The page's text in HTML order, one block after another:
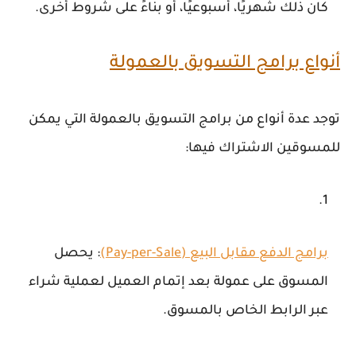
كان ذلك شهريًا، أسبوعيًا، أو بناءً على شروط أخرى.
أنواع برامج التسويق بالعمولة
توجد عدة أنواع من برامج التسويق بالعمولة التي يمكن
للمسوقين الاشتراك فيها:
برامج الدفع مقابل البيع (Pay-per-Sale)
: يحصل
المسوق على عمولة بعد إتمام العميل لعملية شراء
عبر الرابط الخاص بالمسوق.